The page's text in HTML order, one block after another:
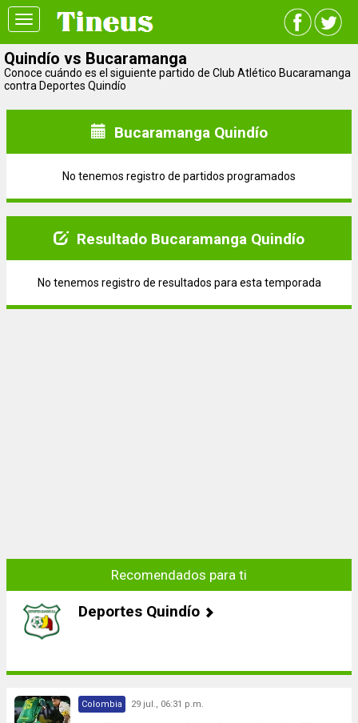
Toggle
navigation
Quindío vs Bucaramanga
Conoce cuándo es el siguiente partido de Club Atlético Bucaramanga
contra Deportes Quindío
Bucaramanga Quindío
No tenemos registro de partidos programados
Resultado Bucaramanga Quindío
No tenemos registro de resultados para esta temporada
Recomendados para ti
Deportes Quindío
Colombia 29 jul., 06:31 p.m.